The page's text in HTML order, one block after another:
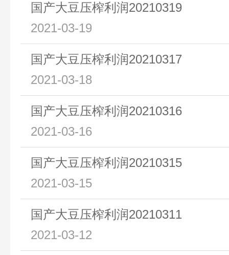
国产大豆压榨利润20210319
2021-03-19
国产大豆压榨利润20210317
2021-03-18
国产大豆压榨利润20210316
2021-03-16
国产大豆压榨利润20210315
2021-03-15
国产大豆压榨利润20210311
2021-03-12